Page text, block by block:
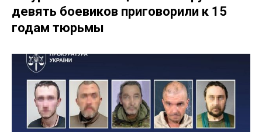
девять боевиков приговорили к 15
годам тюрьмы